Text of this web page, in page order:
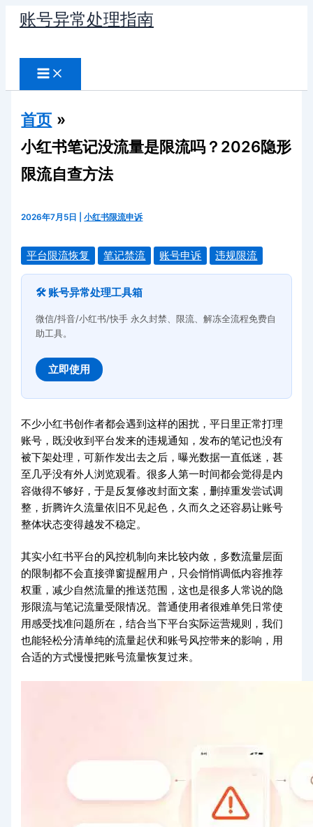
账号异常处理指南
索
首页
小红书笔记没流量是限流吗？2026隐形
限流自查方法
2026年7月5日 |小红书限流申诉
平台限流恢复 笔记禁流 账号申诉 违规限流
🛠️ 账号异常处理工具箱
微信/抖音/小红书/快手 永久封禁、限流、解冻全流程免费自
助工具。
立即使用
不少小红书创作者都会遇到这样的困扰，平日里正常打理
账号，既没收到平台发来的违规通知，发布的笔记也没有
被下架处理，可新作发出去之后，曝光数据一直低迷，甚
至几乎没有外人浏览观看。很多人第一时间都会觉得是内
容做得不够好，于是反复修改封面文案，删掉重发尝试调
整，折腾许久流量依旧不见起色，久而久之还容易让账号
整体状态变得越发不稳定。
其实小红书平台的风控机制向来比较内敛，多数流量层面
的限制都不会直接弹窗提醒用户，只会悄悄调低内容推荐
权重，减少自然流量的推送范围，这也是很多人常说的隐
形限流与笔记流量受限情况。普通使用者很难单凭日常使
用感受找准问题所在，结合当下平台实际运营规则，我们
也能轻松分清单纯的流量起伏和账号风控带来的影响，用
合适的方式慢慢把账号流量恢复过来。